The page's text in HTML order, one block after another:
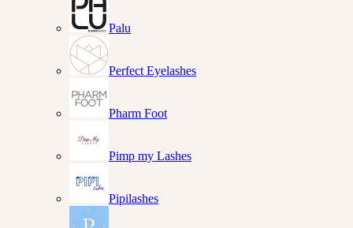
Palu
Perfect Eyelashes
Pharm Foot
Pimp my Lashes
Pipilashes